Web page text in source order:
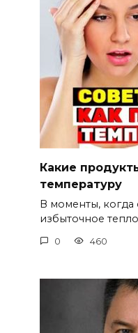
Какие
температуру
В моменты, когда
избыточное тепло
0 460